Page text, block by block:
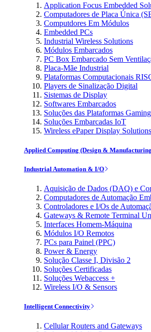
Application Focus Embedded
Computadores de Placa Única
Computdores Em Módulos
Embedded PCs
Industrial Wireless Solutions
Módulos Embarcados
PC Box Embarcado Sem
Placa-Mãe Industrial
Plataformas Computacionais
Players de Sinalização Digital
Sistemas de Display
Softwares Embarcados
Soluções das Plataformas Gaming
Soluções Embarcadas IoT
Wireless ePaper Display Solutions
Applied Computing (Design &
Industrial Automation & I/O
Aquisição de Dados (DAQ) e
Computadores de Automação
Controladores e I/Os de
Gateways & Remote Terminal
Interfaces Homem-Máquina
Módulos I/O Remotos
PCs para Painel (PPC)
Power & Energy
Solução Classe I, Divisão 2
Soluções Certificadas
Soluções Webaccess +
Wireless I/O & Sensors
Intelligent Connectivity
Cellular Routers and Gateways